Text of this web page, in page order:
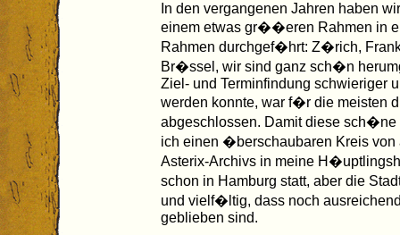
In den vergangenen Jahren haben
einem etwas gr��eren Rahmen in
Rahmen durchgef�hrt: Z�rich,
Br�ssel, wir sind ganz sch�n
Ziel- und Terminfindung schwieriger
werden konnte, war f�r die meisten
abgeschlossen. Damit diese
ich einen �berschaubaren Kreis
Asterix-Archivs in meine
schon in Hamburg statt, aber die
und vielf�ltig, dass noch
geblieben sind.